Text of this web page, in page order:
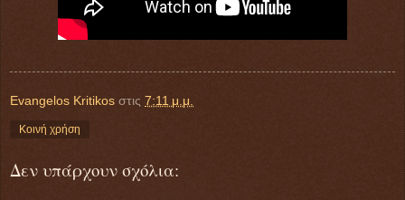
Evangelos Kritikos στις 7:11 μ.μ.
Κοινή χρήση
Δεν υπάρχουν σχόλια: